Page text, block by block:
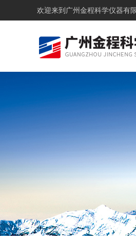
欢迎来到 广州金程科学仪器有